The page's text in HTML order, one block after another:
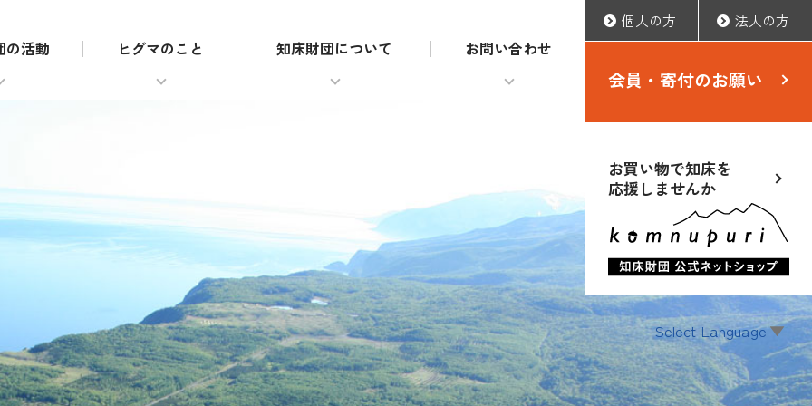
の活動 ヒグマのこと 知床財団について お問い合わせ
Select Language▼
個人の方 法人の方
会員・寄付のお願い
お買い物で知床を
応援しませんか